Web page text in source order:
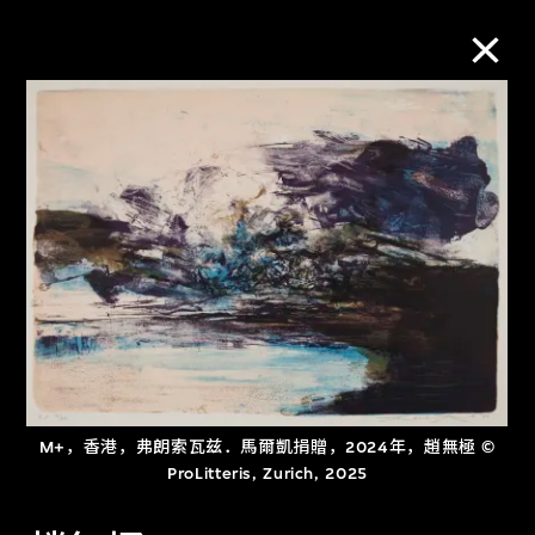
M+，香港，弗朗索瓦兹．馬爾凱捐贈，2024年，趙無極 ©
ProLitteris, Zurich, 2025
M+藏品
进一步筛选 搜索
关于M+藏品
探索世界顶级的二十及二十一世纪视觉
文化藏品。